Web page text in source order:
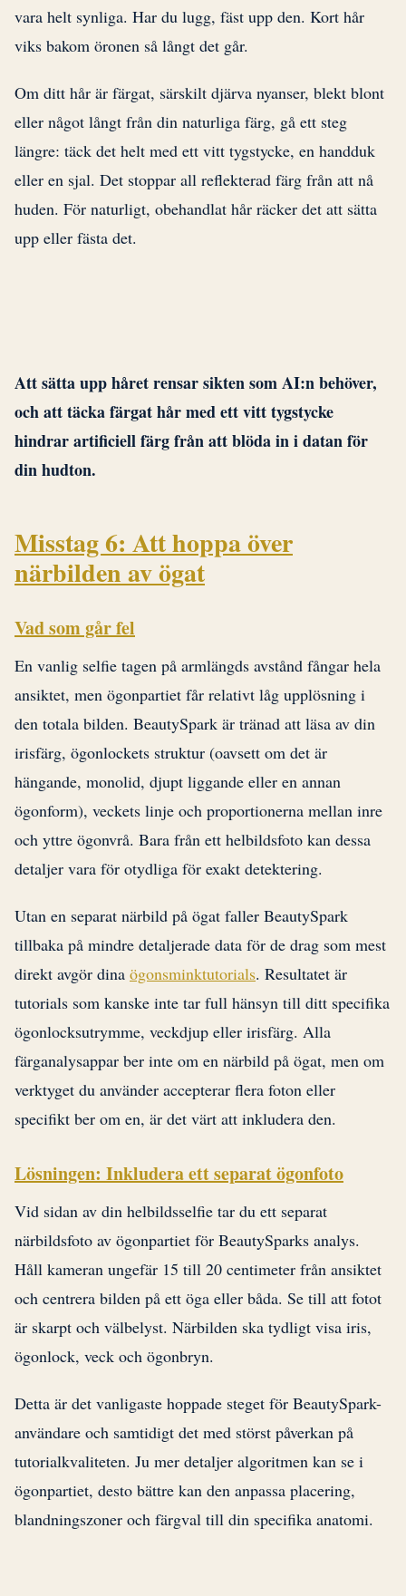
vara helt synliga. Har du lugg, fäst upp den. Kort hår
viks bakom öronen så långt det går.
Om ditt hår är färgat, särskilt djärva nyanser, blekt blont
eller något långt från din naturliga färg, gå ett steg
längre: täck det helt med ett vitt tygstycke, en handduk
eller en sjal. Det stoppar all reflekterad färg från att nå
huden. För naturligt, obehandlat hår räcker det att sätta
upp eller fästa det.
Att sätta upp håret rensar sikten som AI:n behöver,
och att täcka färgat hår med ett vitt tygstycke
hindrar artificiell färg från att blöda in i datan för
din hudton.
Misstag 6: Att hoppa över
närbilden av ögat
Vad som går fel
En vanlig selfie tagen på armlängds avstånd fångar hela
ansiktet, men ögonpartiet får relativt låg upplösning i
den totala bilden. BeautySpark är tränad att läsa av din
irisfärg, ögonlockets struktur (oavsett om det är
hängande, monolid, djupt liggande eller en annan
ögonform), veckets linje och proportionerna mellan inre
och yttre ögonvrå. Bara från ett helbildsfoto kan dessa
detaljer vara för otydliga för exakt detektering.
Utan en separat närbild på ögat faller BeautySpark
tillbaka på mindre detaljerade data för de drag som mest
direkt avgör dina ögonsminktutorials. Resultatet är
tutorials som kanske inte tar full hänsyn till ditt specifika
ögonlocksutrymme, veckdjup eller irisfärg. Alla
färganalysappar ber inte om en närbild på ögat, men om
verktyget du använder accepterar flera foton eller
specifikt ber om en, är det värt att inkludera den.
Lösningen: Inkludera ett separat ögonfoto
Vid sidan av din helbildsselfie tar du ett separat
närbildsfoto av ögonpartiet för BeautySparks analys.
Håll kameran ungefär 15 till 20 centimeter från ansiktet
och centrera bilden på ett öga eller båda. Se till att fotot
är skarpt och välbelyst. Närbilden ska tydligt visa iris,
ögonlock, veck och ögonbryn.
Detta är det vanligaste hoppade steget för BeautySpark-
användare och samtidigt det med störst påverkan på
tutorialkvaliteten. Ju mer detaljer algoritmen kan se i
ögonpartiet, desto bättre kan den anpassa placering,
blandningszoner och färgval till din specifika anatomi.